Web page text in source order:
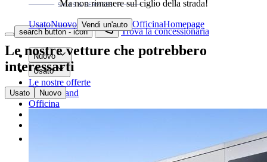
search button - icon Trova la concessionaria
Nuovo
Usato
Le nostre offerte
I nostri brand
Officina
Ma non rimanere sul ciglio della strada!
UsatoNuovo Vendi un'auto OfficinaHomepage
Le nostre vetture che potrebbero
interessarti
Usato Nuovo